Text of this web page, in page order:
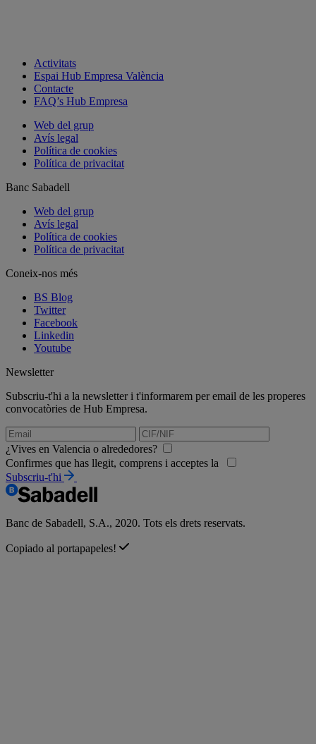
Activitats
Espai Hub Empresa València
Contacte
FAQ’s Hub Empresa
Web del grup
Avís legal
Política de cookies
Política de privacitat
Banc Sabadell
Web del grup
Avís legal
Política de cookies
Política de privacitat
Coneix-nos més
BS Blog
Twitter
Facebook
Linkedin
Youtube
Newsletter
Subscriu-t'hi a la newsletter i t'informarem per email de les properes
convocatòries de Hub Empresa.
¿Vives en Valencia o alrededores?
Confirmes que has llegit, comprens i acceptes la
Subscriu-t'hi
Banc de Sabadell, S.A., 2020. Tots els drets reservats.
Copiado al portapapeles!